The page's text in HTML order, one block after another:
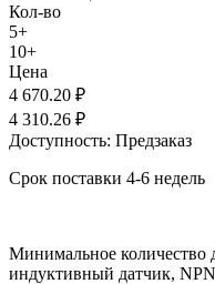
Кол-во
5+
10+
Цена
4 670.20 ₽
4 310.26 ₽
Доступность: Предзаказ
Срок поставки 4-6 недель
Минимальное количество
индуктивный датчик,